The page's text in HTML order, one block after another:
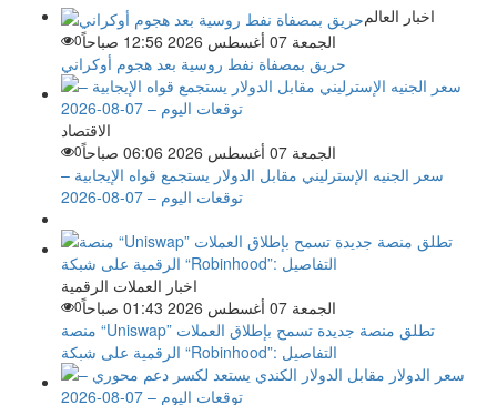
اخبار العالم
الجمعة 07 أغسطس 2026 12:56 صباحاً
0
حريق بمصفاة نفط روسية بعد هجوم أوكراني
الاقتصاد
الجمعة 07 أغسطس 2026 06:06 صباحاً
0
سعر الجنيه الإسترليني مقابل الدولار يستجمع قواه الإيجابية –
توقعات اليوم – 07-08-2026
اخبار العملات الرقمية
الجمعة 07 أغسطس 2026 01:43 صباحاً
0
منصة “Uniswap” تطلق منصة جديدة تسمح بإطلاق العملات
الرقمية على شبكة “Robinhood”: التفاصيل